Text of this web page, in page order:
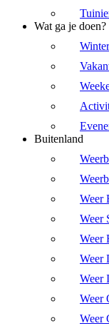
Wat ga je doen?
Buitenland
Weer
Weer
Weer
Weer
Weer
Weer
Weer